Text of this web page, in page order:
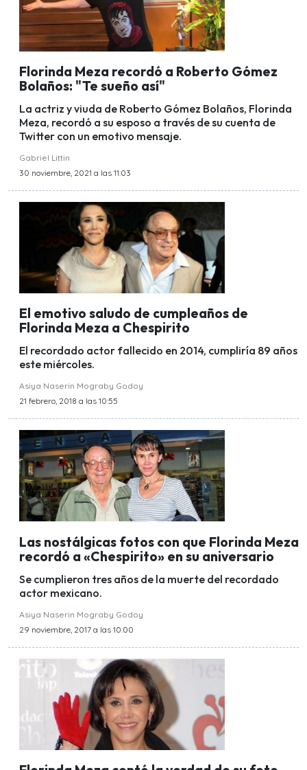
Florinda Meza recordó a Roberto Gómez
Bolaños: "Te sueño así"
La actriz y viuda de Roberto Gómez Bolaños, Florinda
Meza, recordó a su esposo a través de su cuenta de
Twitter con un emotivo mensaje.
Gabriel Littin
30 noviembre, 2021 a las 11:03
El emotivo saludo de cumpleaños de
Florinda Meza a Chespirito
El recordado actor fallecido en 2014, cumpliría 89 años
este miércoles.
Asiya Naserin Mograby Godoy
21 febrero, 2018 a las 10:55
Las nostálgicas fotos con que Florinda Meza
recordó a «Chespirito» en su aniversario
Se cumplieron tres años de la muerte del recordado
actor mexicano.
Asiya Naserin Mograby Godoy
29 noviembre, 2017 a las 10:00